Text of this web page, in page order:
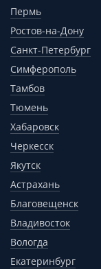
Пермь
Ростов-на-Дону
Санкт-Петербург
Симферополь
Тамбов
Тюмень
Хабаровск
Черкесск
Якутск
Астрахань
Благовещенск
Владивосток
Вологда
Екатеринбург